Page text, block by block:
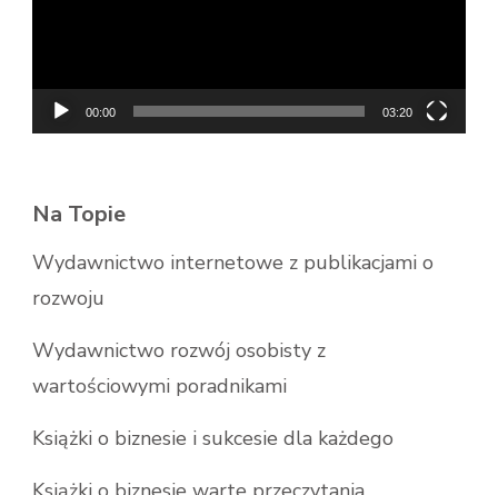
00:00 03:20
Na Topie
Wydawnictwo internetowe z publikacjami o
rozwoju
Wydawnictwo rozwój osobisty z
wartościowymi poradnikami
Książki o biznesie i sukcesie dla każdego